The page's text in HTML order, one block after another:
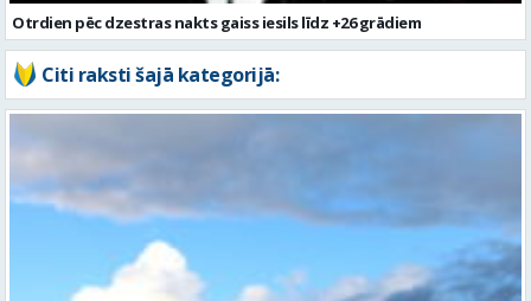
Otrdien pēc dzestras nakts gaiss iesils līdz +26 grādiem
Citi raksti šajā kategorijā: